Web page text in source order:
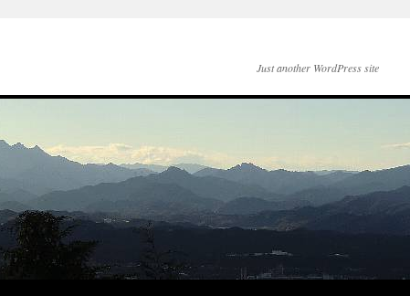
Just another WordPress site